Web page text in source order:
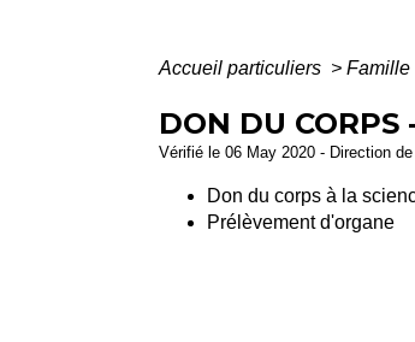
Accueil particuliers > Famille
DON DU CORPS
Vérifié le 06 May 2020 - Direction
Don du corps à la
Prélèvement d'organe